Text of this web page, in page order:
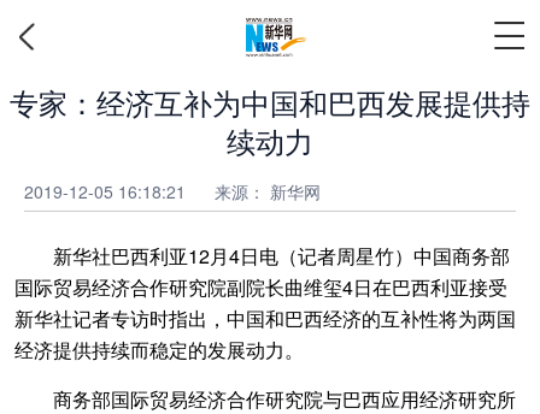
专家：经济互补为中国和巴西发展提供持
续动力
2019-12-05 16:18:21 来源： 新华网
新华社巴西利亚12月4日电（记者周星竹）中国商务部
国际贸易经济合作研究院副院长曲维玺4日在巴西利亚接受
新华社记者专访时指出，中国和巴西经济的互补性将为两国
经济提供持续而稳定的发展动力。
商务部国际贸易经济合作研究院与巴西应用经济研究所